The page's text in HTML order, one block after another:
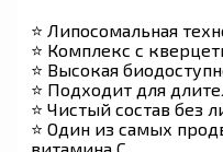
⭐ Липосомальная
⭐ Комплекс с
⭐ Высокая
⭐ Подходит для
⭐ Чистый состав без
⭐ Один из самых
витамина C